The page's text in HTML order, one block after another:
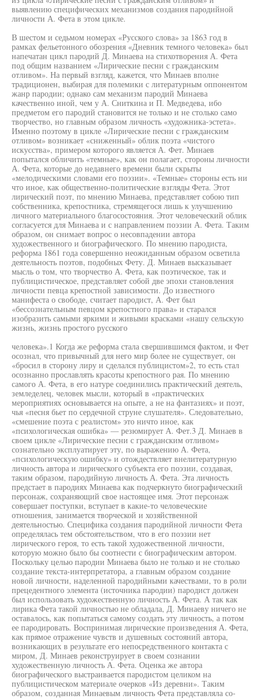
выявлению специфических механизмов создания пародийной
личности А. Фета в этом цикле.
В шестом и седьмом номерах «Русского слова» за 1863 год в
рамках фельетонного обозрения «Дневник темного человека» был
напечатан цикл пародий Д. Минаева на стихотворения А. Фета
под общим названием «Лирические песни с гражданским
отливом». На первый взгляд, кажется, что Минаев вполне
традиционен, выбирая для полемики с литературным оппонентом
жанр пародии; однако сам механизм пародий Минаева
качественно иной, чем у А. Сниткина и П. Медведева, ибо
предметом его пародий становится не только и не столько само
творчество, но главным образом личность «художника-эстета».
Именно поэтому в цикле «Лирические песни с гражданским
отливом» возникает «сниженный» облик поэта «чистого
искусства», примером которого является А. Фет. Минаев
попытался обличить «темные», как он полагает, стороны личности
А. Фета, которые до недавнего времени были скрыты
«мелодическими словами его поэзии». «Темные» стороны есть ни
что иное, как общественно-политические взгляды Фета. Этот
лирический поэт, по мнению Минаева, представляет собою тип
собственника, крепостника, стремящегося лишь к улучшению
личного материального благосостояния. Этот человеческий облик
согласуется для Минаева и с направлением поэзии А. Фета. Таким
образом, он снимает вопрос о несовпадении автора
художественного и биографического. По мнению пародиста,
реформа 1861 года совершенно неожиданным образом осветила
деятельность поэтов, подобных Фету. Д. Минаев высказывает
мысль о том, что творчество А. Фета, как поэтическое, так и
публицистическое, представляет собой две эпохи становления
личности певца крепостной зависимости. До известного
манифеста о свободе, считает пародист, А. Фет был
«бессознательным певцом крепостного права» и старался
изобразить самыми яркими и живыми красками «нашу сельскую
жизнь, жизнь простого русского
человека».1 Когда же реформа стала свершившимся фактом, и Фет
осознал, что привычный для него мир более не существует, он
«бросил в сторону лиру и сделался публицистом»2, то есть стал
осознанно прославлять красоты крепостного рая. По мнению
самого А. Фета, в его натуре соединились практический деятель,
земледелец, человек мысли, который в «практических
мероприятиях основывается на опыте, а не на фантазиях» и поэт,
чья «песня бьет по сердечной струне слушателя». Следовательно,
«смешение поэта с реалистом» это ничто иное, как
«психологическая ошибка» — резюмирует А. Фет.3 Д. Минаев в
своем цикле «Лирические песни с гражданским отливом»
сознательно эксплуатирует эту, по выражению А. Фета,
«психологическую ошибку» и отождествляет внелитературную
личность автора и лирического субъекта его поэзии, создавая,
таким образом, пародийную личность А. Фета. Эта личность
предстает в пародиях Минаева как подчеркнуто биографический
персонаж, сохраняющий свое настоящее имя. Этот персонаж
совершает поступки, вступает в какие-то человеческие
отношения, занимается творческой и хозяйственной
деятельностью. Специфика создания пародийной личности Фета
определялась тем обстоятельством, что в его поэзии нет
лирического героя, то есть такой художественной личности,
которую можно было бы соотнести с биографическим автором.
Поскольку целью пародии Минаева было не только и не столько
создание текста-интерпретатора, а главным образом создание
новой личности, наделенной пародийными качествами, то в роли
прецедентного элемента (источника пародии) пародист должен
был использовать художественную личность А. Фета. А так как
лирика Фета такой личностью не обладала, Д. Минаеву ничего не
оставалось, как попытаться самому создать эту личность, а потом
ее пародировать. Воспринимая лирические произведения А. Фета,
как прямое отражение чувств и душевных состояний автора,
возникающих в результате его непосредственного контакта с
миром, Д. Минаев реконструирует в своем сознании
художественную личность А. Фета. Оценка же автора
биографического выстраивается пародистом целиком на
публицистическом материале очерков «Из деревни». Таким
образом, созданная Минаевым личность Фета представляла со-